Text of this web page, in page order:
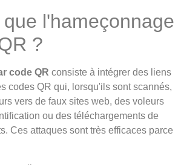
l'hameçonnage
?
code QR consiste à intégrer des liens
codes QR qui, lorsqu'ils sont scannés,
vers de faux sites web, des voleurs
ou des téléchargements de
Ces attaques sont très efficaces parce